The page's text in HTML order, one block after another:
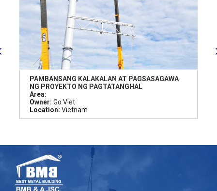
PAMBANSANG KALAKALAN AT PAGSASAGAWA
NG PROYEKTO NG PAGTATANGHAL
Area:
Owner: Go Viet
Location: Vietnam